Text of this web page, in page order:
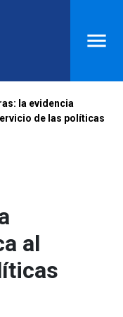
la evidencia
de las políticas
al